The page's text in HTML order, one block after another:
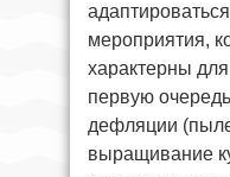
мероприятия,
характерны
первую
дефляции
выращивание